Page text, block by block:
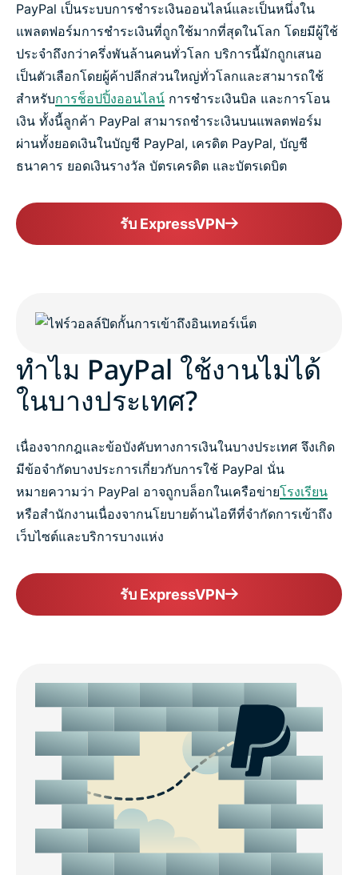
PayPal เป็นระบบการชำระเงินออนไลน์และเป็นหนึ่งใน
แพลตฟอร์มการชำระเงินที่ถูกใช้มากที่สุดในโลก โดยมีผู้ใช้
ประจำถึงกว่าครึ่งพันล้านคนทั่วโลก บริการนี้มักถูกเสนอ
เป็นตัวเลือกโดยผู้ค้าปลีกส่วนใหญ่ทั่วโลกและสามารถใช้
สำหรับการช็อปปิ้งออนไลน์ การชำระเงินบิล และการโอน
เงิน ทั้งนี้ลูกค้า PayPal สามารถชำระเงินบนแพลตฟอร์ม
ผ่านทั้งยอดเงินในบัญชี PayPal, เครดิต PayPal, บัญชี
ธนาคาร ยอดเงินรางวัล บัตรเครดิต และบัตรเดบิต
รับ ExpressVPN
ทำไม PayPal ใช้งานไม่ได้
ในบางประเทศ?
เนื่องจากกฎและข้อบังคับทางการเงินในบางประเทศ จึงเกิด
มีข้อจำกัดบางประการเกี่ยวกับการใช้ PayPal นั่น
หมายความว่า PayPal อาจถูกบล็อกในเครือข่ายโรงเรียน
หรือสำนักงานเนื่องจากนโยบายด้านไอทีที่จำกัดการเข้าถึง
เว็บไซต์และบริการบางแห่ง
รับ ExpressVPN